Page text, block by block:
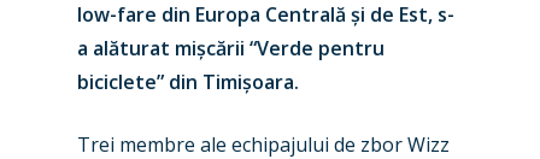
low-fare din Europa Centrală și de Est, s-
a alăturat mișcării “Verde pentru
biciclete” din Timișoara.
Trei membre ale echipajului de zbor Wizz